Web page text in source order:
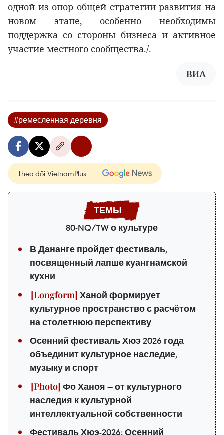
одной из опор общей стратегии развития на
новом этапе, особенно необходимы
поддержка со стороны бизнеса и активное
участие местного сообщества./.
ВИА
#ремесленная деревня
Theo dõi VietnamPlus
80-NQ/TW о культуре
В Дананге пройдет фестиваль,
посвященный лапше куангнамской
кухни
Ханой формирует
культурное пространство с расчётом
на столетнюю перспективу
Осенний фестиваль Хюэ 2026 года
объединит культурное наследие,
музыку и спорт
Фо Ханоя — от культурного
наследия к культурной
интеллектуальной собственности
Фестиваль Хюэ-2026: Осенний